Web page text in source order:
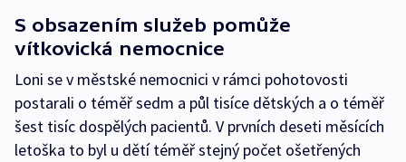
S obsazením služeb pomůže
vítkovická nemocnice
Loni se v městské nemocnici v rámci pohotovosti
postarali o téměř sedm a půl tisíce dětských a o téměř
šest tisíc dospělých pacientů. V prvních deseti měsících
letoška to byl u dětí téměř stejný počet ošetřených